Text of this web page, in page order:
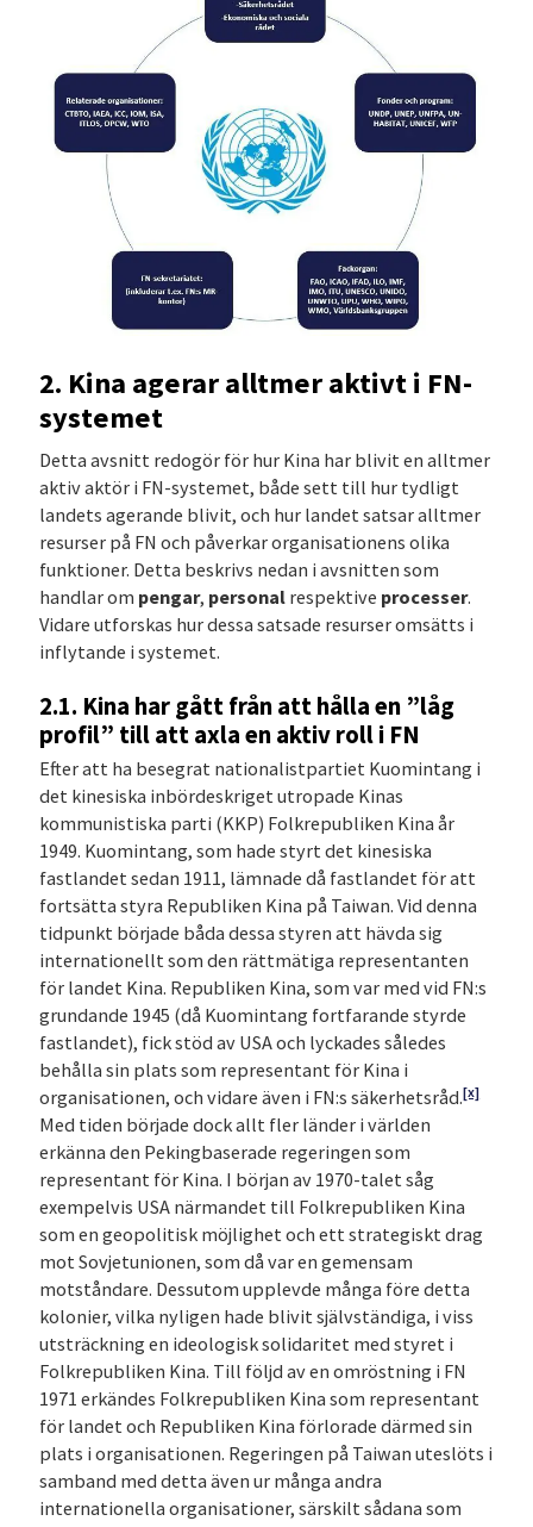
2. Kina agerar alltmer aktivt i FN-
systemet
Detta avsnitt redogör för hur Kina har blivit en alltmer
aktiv aktör i FN-systemet, både sett till hur tydligt
landets agerande blivit, och hur landet satsar alltmer
resurser på FN och påverkar organisationens olika
funktioner. Detta beskrivs nedan i avsnitten som
handlar om pengar, personal respektive processer.
Vidare utforskas hur dessa satsade resurser omsätts i
inflytande i systemet.
2.1. Kina har gått från att hålla en ”låg
profil” till att axla en aktiv roll i FN
Efter att ha besegrat nationalistpartiet Kuomintang i
det kinesiska inbördeskriget utropade Kinas
kommunistiska parti (KKP) Folkrepubliken Kina år
1949. Kuomintang, som hade styrt det kinesiska
fastlandet sedan 1911, lämnade då fastlandet för att
fortsätta styra Republiken Kina på Taiwan. Vid denna
tidpunkt började båda dessa styren att hävda sig
internationellt som den rättmätiga representanten
för landet Kina. Republiken Kina, som var med vid FN:s
grundande 1945 (då Kuomintang fortfarande styrde
fastlandet), fick stöd av USA och lyckades således
behålla sin plats som representant för Kina i
organisationen, och vidare även i FN:s säkerhetsråd.[x]
Med tiden började dock allt fler länder i världen
erkänna den Pekingbaserade regeringen som
representant för Kina. I början av 1970-talet såg
exempelvis USA närmandet till Folkrepubliken Kina
som en geopolitisk möjlighet och ett strategiskt drag
mot Sovjetunionen, som då var en gemensam
motståndare. Dessutom upplevde många före detta
kolonier, vilka nyligen hade blivit självständiga, i viss
utsträckning en ideologisk solidaritet med styret i
Folkrepubliken Kina. Till följd av en omröstning i FN
1971 erkändes Folkrepubliken Kina som representant
för landet och Republiken Kina förlorade därmed sin
plats i organisationen. Regeringen på Taiwan uteslöts i
samband med detta även ur många andra
internationella organisationer, särskilt sådana som